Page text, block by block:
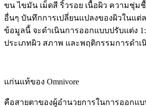
ขน ไขมัน เม็ดสี ริ้วรอย เนื้อผิว ความชุ่ม
อื่นๆ บันทึกการเปลี่ยนแปลงของผิวในแต่
ข้อมูลนี้ จะดำเนินการออกแบบปรับแต่ง
ประเภทผิว สภาพ และพฤติกรรมการดำเ
แก่นแท้ของ Omnivore
คือสายตาของผู้อำนวยการในการออกแ